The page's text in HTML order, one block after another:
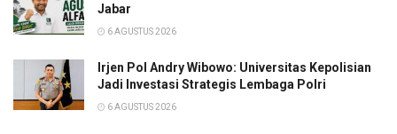
Jabar
6 AGUSTUS 2026
Irjen Pol Andry Wibowo: Universitas Kepolisian
Jadi Investasi Strategis Lembaga Polri
6 AGUSTUS 2026